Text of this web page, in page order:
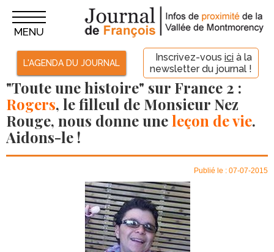
L'AGENDA DU JOURNAL Inscrivez-vous ici à la
newsletter du journal !
MENU
"Toute une histoire" sur France 2 :
Rogers, le filleul de Monsieur Nez
Rouge, nous donne uneleçon de vie.
Aidons-le !
Publié le : 07-07-2015